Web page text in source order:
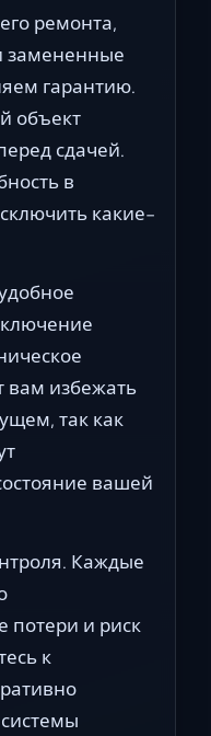
ремонта,
замененные
гарантию.
объект
сдачей.
в
какие-
вам избежать
так как
вашей
Каждые
потери и риск
к